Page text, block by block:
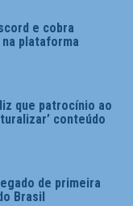
e cobra
plataforma
que patrocínio ao
conteúdo
de primeira
Brasil